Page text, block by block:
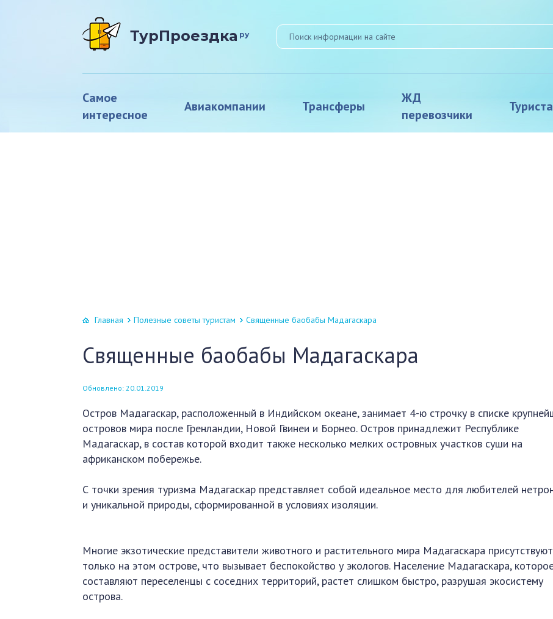
ТурПроездка ру
Самое
интересное
Авиакомпании Трансферы
ЖД
перевозчики
Главная Полезные советы туристам Священные баобабы Мадагаскара
Священные баобабы Мадагаскара
Обновлено: 20.01.2019
Остров Мадагаскар, расположенный в Индийском океане, занимает 4-ю строчку в списке
островов мира после Гренландии, Новой Гвинеи и Борнео. Остров принадлежит Республике
Мадагаскар, в состав которой входит также несколько мелких островных участков суши на
африканском побережье.
С точки зрения туризма Мадагаскар представляет собой идеальное место для любителей
и уникальной природы, сформированной в условиях изоляции.
Многие экзотические представители животного и растительного мира Мадагаскара присутствуют
только на этом острове, что вызывает беспокойство у экологов. Население Мадагаскара,
составляют переселенцы с соседних территорий, растет слишком быстро, разрушая экосистему
острова.